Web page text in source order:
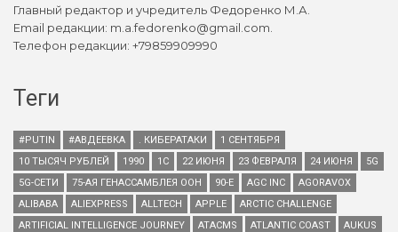
Главный редактор и учредитель Федоренко М.А.
Email редакции: m.a.fedorenko@gmail.com.
Телефон редакции: +79859909990
Теги
#PUTIN #АВДЕЕВКА . КИБЕРАТАКИ
1 СЕНТЯБРЯ
10 ТЫСЯЧ РУБЛЕЙ
1990 1С 22 ИЮНЯ 23 ФЕВРАЛЯ 24 ИЮНЯ
5G
5G-СЕТИ
75-АЯ ГЕНАССАМБЛЕЯ ООН 90-Е AGC INC
AGORAVOX
ALIBABA
ALIEXPRESS ALLTECH APPLE
ARCTIC CHALLENGE
ARTIFICIAL INTELLIGENCE JOURNEY
ATACMS ATLANTIC COAST
AUKUS